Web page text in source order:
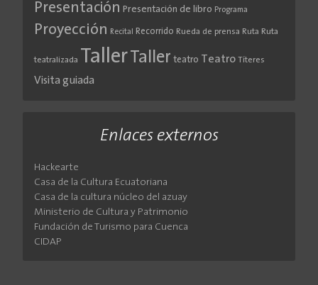
Presentación Presentación de libro Programa
Proyección Recital Recorrido Rueda de prensa Ruta Ruta
teatralizada Taller Taller teatro Teatro Títeres
Visita guiada
Enlaces externos
Hackearte
Casa de la Cultura Ecuatoriana
Casa de la cultura núcleo del azuay
Ministerio de Cultura y Patrimonio
Fundación de Turismo para Cuenca
CIDAP